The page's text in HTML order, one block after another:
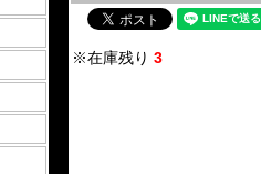
※在庫残り 3